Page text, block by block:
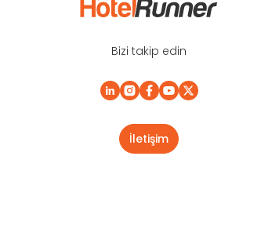
Bizi takip edin
İletişim